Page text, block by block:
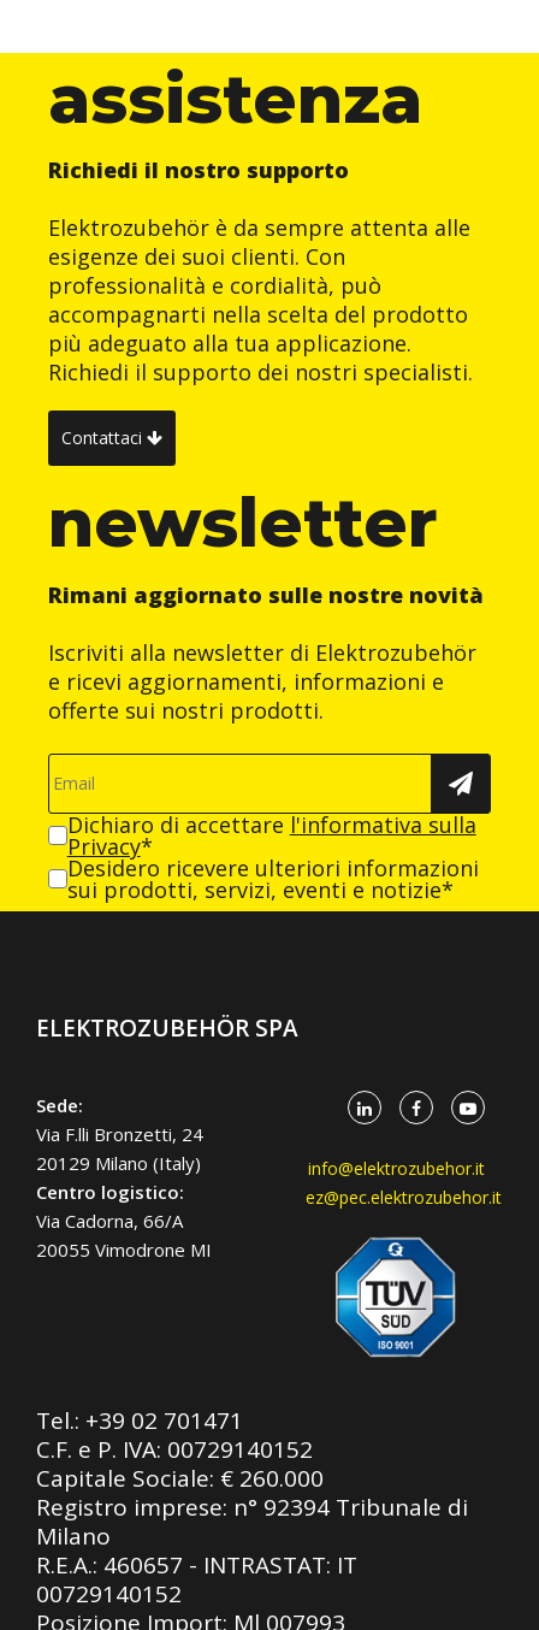
assistenza
Richiedi il nostro supporto
Elektrozubehör è da sempre attenta alle
esigenze dei suoi clienti. Con
professionalità e cordialità, può
accompagnarti nella scelta del prodotto
più adeguato alla tua applicazione.
Richiedi il supporto dei nostri specialisti.
Contattaci
newsletter
Rimani aggiornato sulle nostre novità
Iscriviti alla newsletter di Elektrozubehör
e ricevi aggiornamenti, informazioni e
offerte sui nostri prodotti.
Dichiaro di accettare l'informativa sulla
Privacy*
Desidero ricevere ulteriori informazioni
sui prodotti, servizi, eventi e notizie*
ELEKTROZUBEHÖR SPA
Sede:
Via F.lli Bronzetti, 24
20129 Milano (Italy)
Centro logistico:
Via Cadorna, 66/A
20055 Vimodrone MI
info@elektrozubehor.it
ez@pec.elektrozubehor.it
Tel.: +39 02 701471
C.F. e P. IVA: 00729140152
Capitale Sociale: € 260.000
Registro imprese: n° 92394 Tribunale di
Milano
R.E.A.: 460657 - INTRASTAT: IT
00729140152
Posizione Import: Ml 007993